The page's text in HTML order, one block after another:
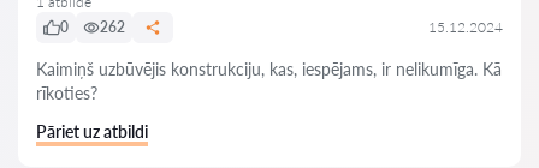
0
262 15.12.2024
Kaimiņš uzbūvējis konstrukciju, kas, iespējams, ir nelikumīga. Kā
rīkoties?
Pāriet uz atbildi